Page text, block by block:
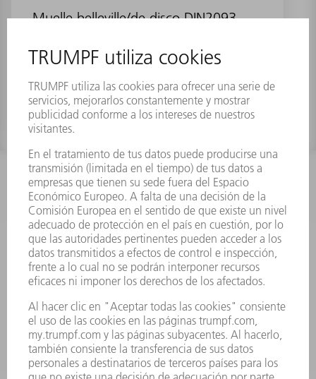
Muelle belleville/de disco DIN2093
Referencia: 0131211
INFORMACIÓN
Preguntas más frecuentes
Condiciones generales de venta
CONTACTO
Departamento de Repuestos
+34 91 657 36 70
Viernes de 8h – 17h
repuestos@es.trumpf.com
CONTACTO
Departamento de Utillaje
+34 91 657 36 69